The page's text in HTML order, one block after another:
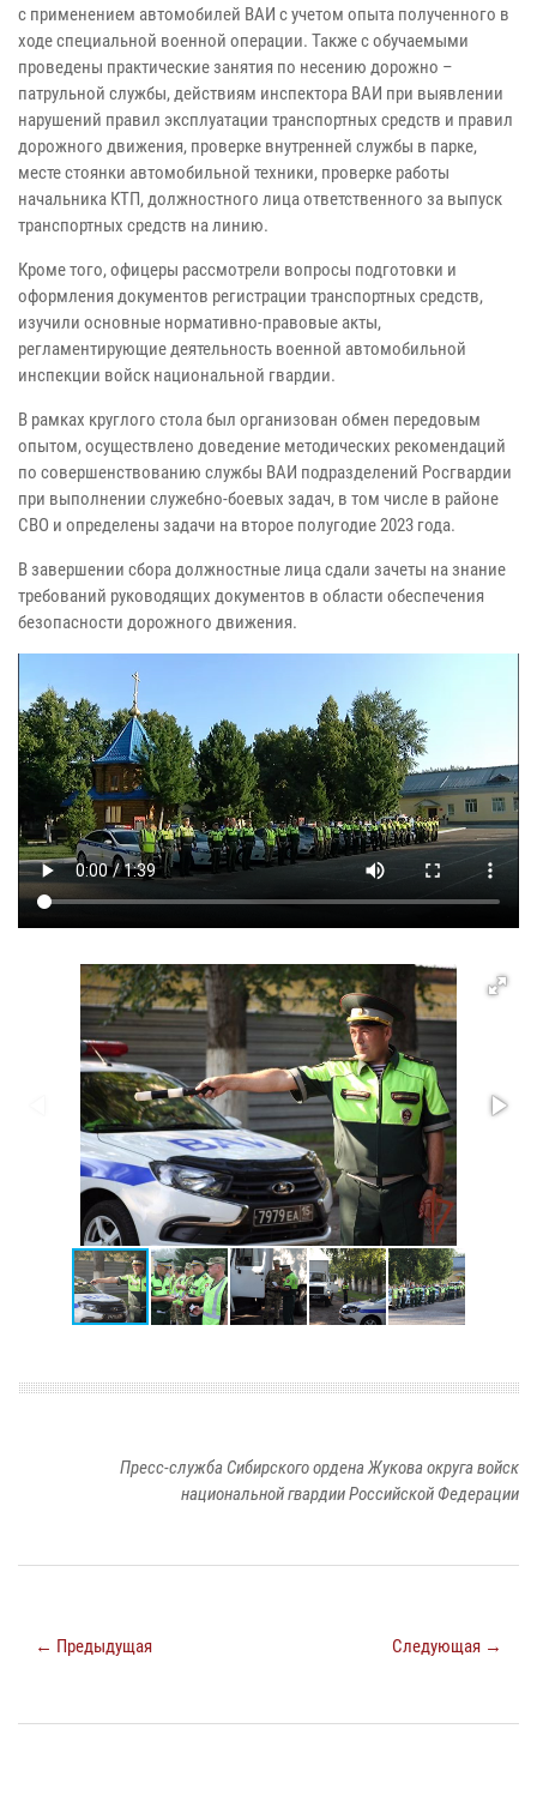
с применением автомобилей ВАИ с учетом опыта полученного в
ходе специальной военной операции. Также с обучаемыми
проведены практические занятия по несению дорожно –
патрульной службы, действиям инспектора ВАИ при выявлении
нарушений правил эксплуатации транспортных средств и правил
дорожного движения, проверке внутренней службы в парке,
месте стоянки автомобильной техники, проверке работы
начальника КТП, должностного лица ответственного за выпуск
транспортных средств на линию.
Кроме того, офицеры рассмотрели вопросы подготовки и
оформления документов регистрации транспортных средств,
изучили основные нормативно-правовые акты,
регламентирующие деятельность военной автомобильной
инспекции войск национальной гвардии.
В рамках круглого стола был организован обмен передовым
опытом, осуществлено доведение методических рекомендаций
по совершенствованию службы ВАИ подразделений Росгвардии
при выполнении служебно-боевых задач, в том числе в районе
СВО и определены задачи на второе полугодие 2023 года.
В завершении сбора должностные лица сдали зачеты на знание
требований руководящих документов в области обеспечения
безопасности дорожного движения.
Пресс-служба Сибирского ордена Жукова округа войск
национальной гвардии Российской Федерации
← Предыдущая Следующая →